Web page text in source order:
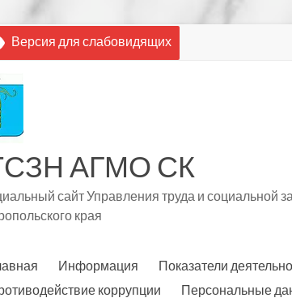
Версия для слабовидящих
АГМО СК
сайт Управления труда и социальной
края
Информация Показатели
коррупции
Персональные